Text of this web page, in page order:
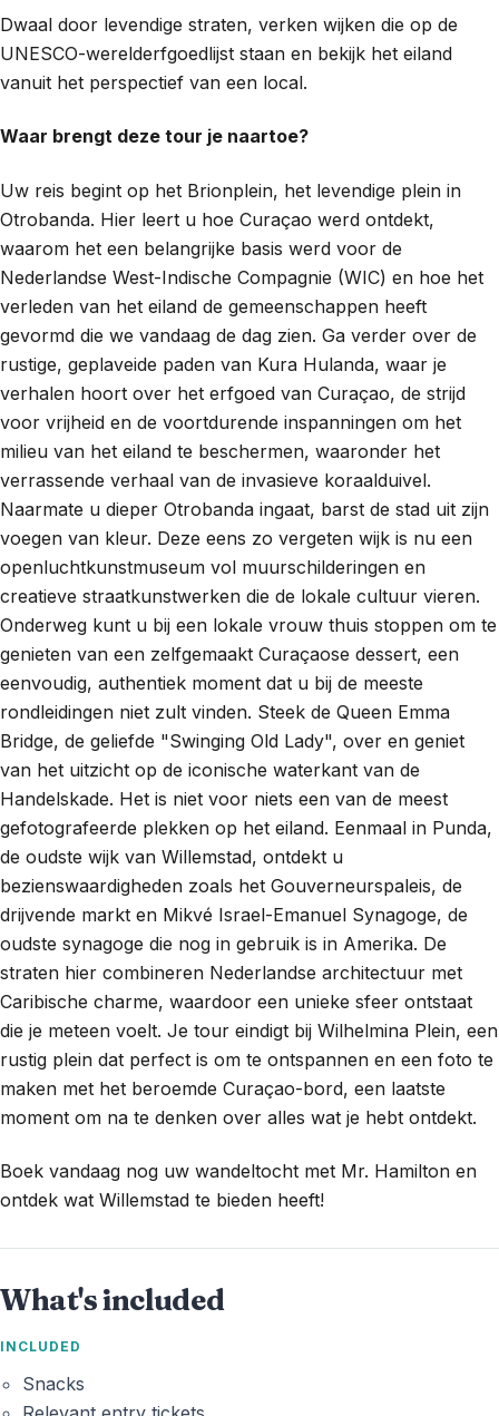
Dwaal door levendige straten, verken wijken die op de
UNESCO-werelderfgoedlijst staan en bekijk het eiland
vanuit het perspectief van een local.
Waar brengt deze tour je naartoe?
Uw reis begint op het Brionplein, het levendige plein in
Otrobanda. Hier leert u hoe Curaçao werd ontdekt,
waarom het een belangrijke basis werd voor de
Nederlandse West-Indische Compagnie (WIC) en hoe het
verleden van het eiland de gemeenschappen heeft
gevormd die we vandaag de dag zien. Ga verder over de
rustige, geplaveide paden van Kura Hulanda, waar je
verhalen hoort over het erfgoed van Curaçao, de strijd
voor vrijheid en de voortdurende inspanningen om het
milieu van het eiland te beschermen, waaronder het
verrassende verhaal van de invasieve koraalduivel.
Naarmate u dieper Otrobanda ingaat, barst de stad uit zijn
voegen van kleur. Deze eens zo vergeten wijk is nu een
openluchtkunstmuseum vol muurschilderingen en
creatieve straatkunstwerken die de lokale cultuur vieren.
Onderweg kunt u bij een lokale vrouw thuis stoppen om te
genieten van een zelfgemaakt Curaçaose dessert, een
eenvoudig, authentiek moment dat u bij de meeste
rondleidingen niet zult vinden. Steek de Queen Emma
Bridge, de geliefde "Swinging Old Lady", over en geniet
van het uitzicht op de iconische waterkant van de
Handelskade. Het is niet voor niets een van de meest
gefotografeerde plekken op het eiland. Eenmaal in Punda,
de oudste wijk van Willemstad, ontdekt u
bezienswaardigheden zoals het Gouverneurspaleis, de
drijvende markt en Mikvé Israel-Emanuel Synagoge, de
oudste synagoge die nog in gebruik is in Amerika. De
straten hier combineren Nederlandse architectuur met
Caribische charme, waardoor een unieke sfeer ontstaat
die je meteen voelt. Je tour eindigt bij Wilhelmina Plein, een
rustig plein dat perfect is om te ontspannen en een foto te
maken met het beroemde Curaçao-bord, een laatste
moment om na te denken over alles wat je hebt ontdekt.
Boek vandaag nog uw wandeltocht met Mr. Hamilton en
ontdek wat Willemstad te bieden heeft!
What's included
INCLUDED
Snacks